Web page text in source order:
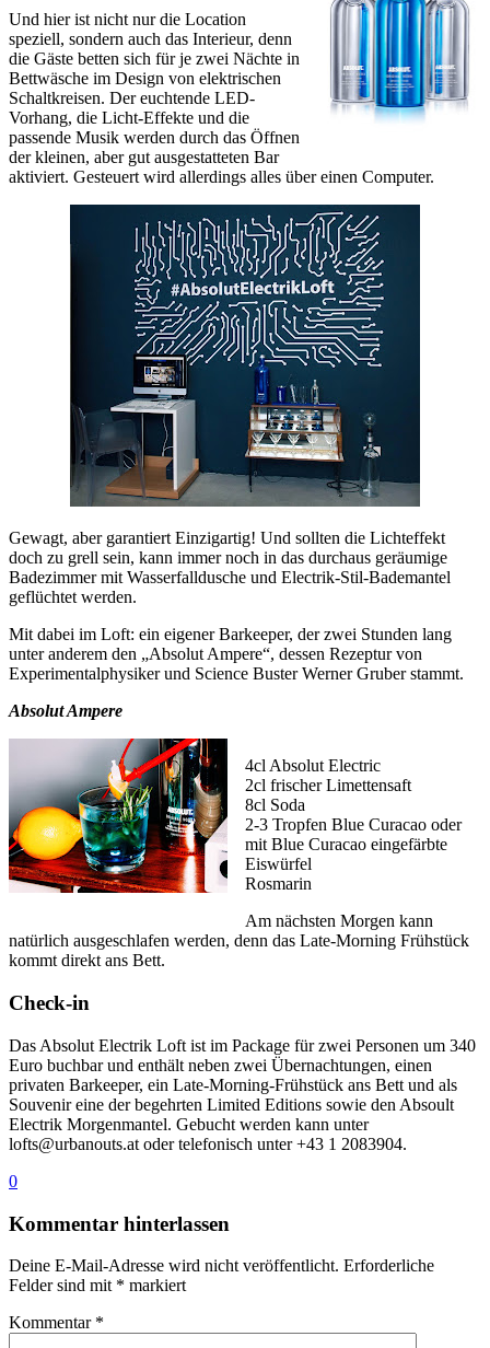
Und hier ist nicht nur die Location
speziell, sondern auch das Interieur, denn
die Gäste betten sich für je zwei Nächte in
Bettwäsche im Design von elektrischen
Schaltkreisen. Der euchtende LED-
Vorhang, die Licht-Effekte und die
passende Musik werden durch das Öffnen
der kleinen, aber gut ausgestatteten Bar
aktiviert. Gesteuert wird allerdings alles über einen Computer.
Gewagt, aber garantiert Einzigartig! Und sollten die Lichteffekt
doch zu grell sein, kann immer noch in das durchaus geräumige
Badezimmer mit Wasserfalldusche und Electrik-Stil-Bademantel
geflüchtet werden.
Mit dabei im Loft: ein eigener Barkeeper, der zwei Stunden lang
unter anderem den „Absolut Ampere“, dessen Rezeptur von
Experimentalphysiker und Science Buster Werner Gruber stammt.
Absolut Ampere
4cl Absolut Electric
2cl frischer Limettensaft
8cl Soda
2-3 Tropfen Blue Curacao oder
mit Blue Curacao eingefärbte
Eiswürfel
Rosmarin
Am nächsten Morgen kann
natürlich ausgeschlafen werden, denn das Late-Morning Frühstück
kommt direkt ans Bett.
Check-in
Das Absolut Electrik Loft ist im Package für zwei Personen um 340
Euro buchbar und enthält neben zwei Übernachtungen, einen
privaten Barkeeper, ein Late-Morning-Frühstück ans Bett und als
Souvenir eine der begehrten Limited Editions sowie den Absoult
Electrik Morgenmantel. Gebucht werden kann unter
lofts@urbanouts.at oder telefonisch unter +43 1 2083904.
0
Kommentar hinterlassen
Deine E-Mail-Adresse wird nicht veröffentlicht. Erforderliche
Felder sind mit * markiert
Kommentar *